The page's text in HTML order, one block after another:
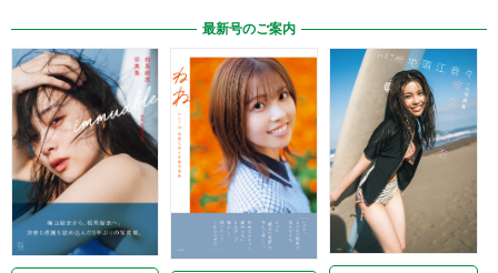
最新号のご案内